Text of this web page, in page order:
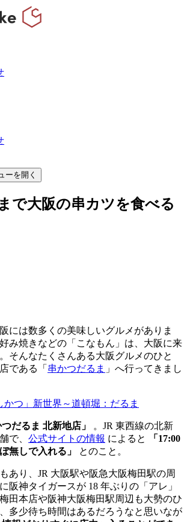
ーを開く
で大阪の串カツを食べる
には数多くの美味しいグルメがありま
み焼きなどの「こなもん」は、大阪に来
そんなたくさんある大阪グルメのひと
である「 串かつだるま 」へ行ってきまし
かつ」新世界～道頓堀：だるま
つだるま 北新地店」
。JR 東西線の北新
で、 公式サイトの情報 によると
「17:00
無しで入れる」
とのこと。
あり、JR 大阪駅や阪急大阪梅田駅の周
阪神タイガースが 18 年ぶりの「アレ」
田本店や阪神大阪梅田駅周辺も大勢のひ
多少待ち時間はあるだろうなと思いなが